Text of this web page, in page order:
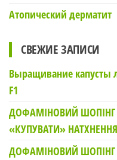
Атопический дерматит
СВЕЖИЕ ЗАПИСИ
Выращивание капусты
F1
ДОФАМІНОВИЙ ШОПІНГ
«КУПУВАТИ»
ДОФАМІНОВИЙ ШОПІНГ